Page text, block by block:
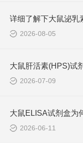
2026-08-05
2026-07-09
2026-06-11